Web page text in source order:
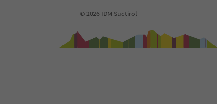
© 2026 IDM Südtirol